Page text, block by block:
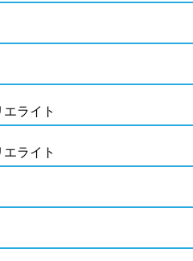
ライト
ライト